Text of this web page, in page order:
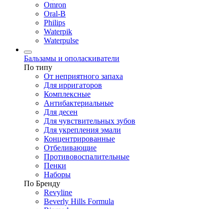
Omron
Oral-B
Philips
Waterpik
Waterpulse
Бальзамы и ополаскиватели
По типу
От неприятного запаха
Для ирригаторов
Комплексные
Антибактериальные
Для десен
Для чувствительных зубов
Для укрепления эмали
Концентрированные
Отбеливающие
Противовоспалительные
Пенки
Наборы
По Бренду
Revyline
Beverly Hills Formula